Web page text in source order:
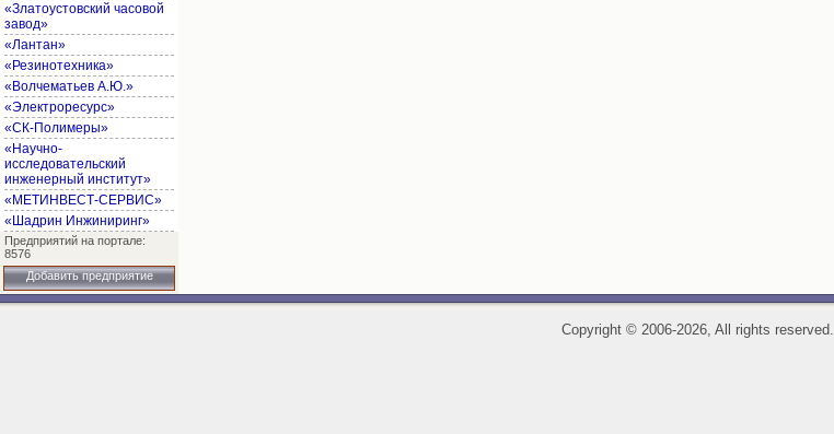
«Златоустовский часовой
завод»
«Лантан»
«Резинотехника»
«Волчематьев А.Ю.»
«Электроресурс»
«СК-Полимеры»
«Научно-
исследовательский
инженерный институт»
«МЕТИНВЕСТ-СЕРВИС»
«Шадрин Инжиниринг»
Предприятий на портале:
8576
Добавить предприятие
Copyright ©2006-2026, All rights reserved.